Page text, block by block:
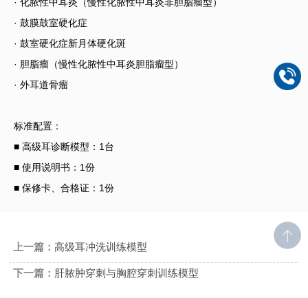
· 鼓膜鼓室硬化症
· 鼓室硬化症新月体硬化斑
· 胆脂瘤（慢性化脓性中耳炎胆脂瘤型）
· 外耳道骨瘤
标准配置：
■ 高级耳诊断模型：1台
■ 使用说明书：1份
■ 保修卡、合格证：1份
上一篇： 高级耳冲洗训练模型
下一篇： 肝脓肿穿刺与胸腔穿刺训练模型